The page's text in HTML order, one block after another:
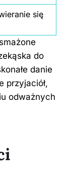
się
do
danie
przyjaciół,
odważnych